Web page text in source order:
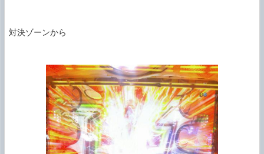
対決ゾーンから